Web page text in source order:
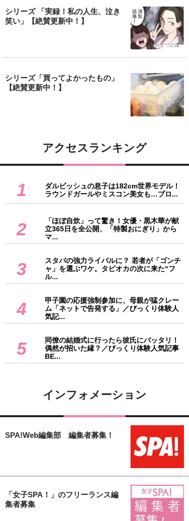
シリーズ 「実録！私の人生、泣き
笑い」【絶賛更新中！】
シリーズ「買ってよかったもの」
【絶賛更新中！】
アクセスランキング
1
ダルビッシュの息子は182cm世界モデル！
ラウンドガールやミスコン美女も…プロ...
2
「ほぼ自炊」って驚き！女優・黒木華が献
立365日を全公開、「特製おにぎり」から
マ...
3
スタバの強力ライバルに？ 若者が「ゴンチ
ャ」を選ぶワケ。タピオカの次に来た“フ
ル...
4
甲子園の応援強制参加に、母親が猛クレー
ム「ネットで告発する」／びっくり体験人
気記...
5
同僚の結婚式に行ったら彼氏にバッタリ！
偶然が招いた縁？／びっくり体験人気記事
BE...
インフォメーション
SPA!Web編集部 編集者募集！
「女子SPA！」のフリーランス編
集者募集